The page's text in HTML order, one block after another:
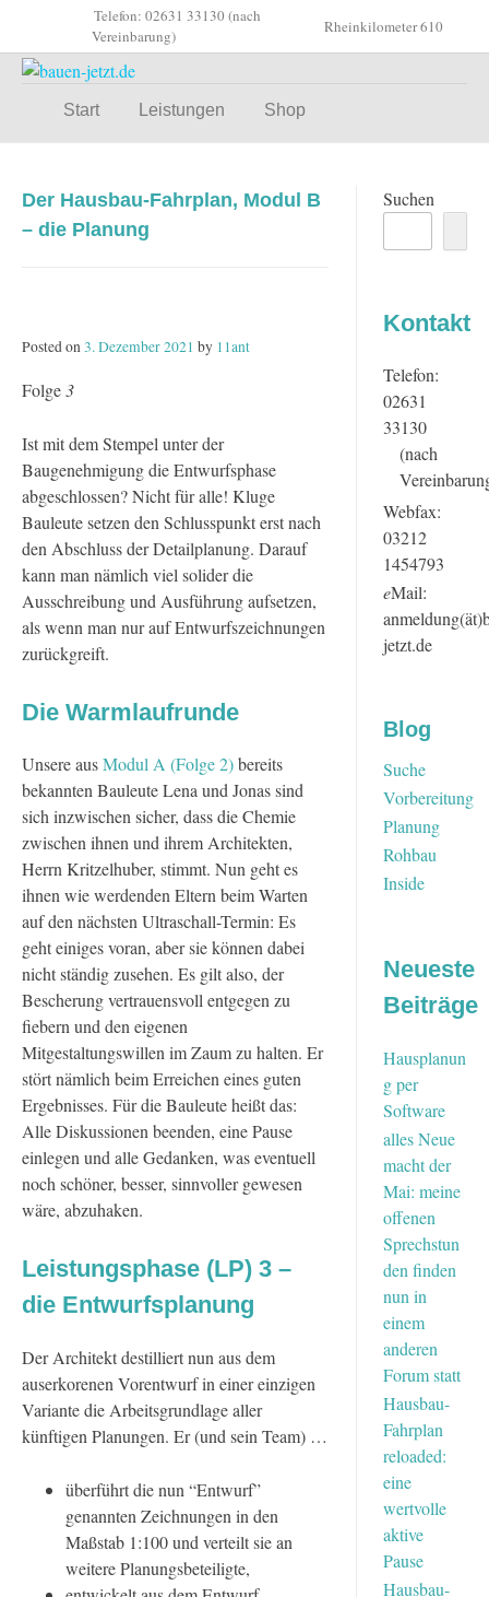
content
Telefon: 02631 33130 (nach
Vereinbarung)
Rheinkilometer 610
Start Leistungen Shop
Der Hausbau-Fahrplan, Modul B
– die Planung
Posted on3. Dezember 2021 by 11ant
Folge3
Ist mit dem Stempel unter der
Baugenehmigung die Entwurfsphase
abgeschlossen? Nicht für alle! Kluge
Bauleute setzen den Schlusspunkt erst nach
den Abschluss der Detailplanung. Darauf
kann man nämlich viel solider die
Ausschreibung und Ausführung aufsetzen,
als wenn man nur auf Entwurfszeichnungen
zurückgreift.
Die Warmlaufrunde
Unsere ausModul A (Folge 2)bereits
bekannten Bauleute Lena und Jonas sind
sich inzwischen sicher, dass die Chemie
zwischen ihnen und ihrem Architekten,
Herrn Kritzelhuber, stimmt. Nun geht es
ihnen wie werdenden Eltern beim Warten
auf den nächsten Ultraschall-Termin: Es
geht einiges voran, aber sie können dabei
nicht ständig zusehen. Es gilt also, der
Bescherung vertrauensvoll entgegen zu
fiebern und den eigenen
Mitgestaltungswillen im Zaum zu halten. Er
stört nämlich beim Erreichen eines guten
Ergebnisses. Für die Bauleute heißt das:
Alle Diskussionen beenden, eine Pause
einlegen und alle Gedanken, was eventuell
noch schöner, besser, sinnvoller gewesen
wäre, abzuhaken.
Leistungsphase (LP) 3 –
die Entwurfsplanung
Der Architekt destilliert nun aus dem
auserkorenen Vorentwurf in einer einzigen
Variante die Arbeitsgrundlage aller
künftigen Planungen. Er (und sein Team) …
überführt die nun “Entwurf”
genannten Zeichnungen in den
Maßstab 1:100 und verteilt sie an
weitere Planungsbeteiligte,
Suchen
Kontakt
Telefon:
02631
33130
(nach
Webfax:
03212
1454793
eMail:
jetzt.de
Blog
Suche
Vorbereitung
Planung
Rohbau
Inside
Neueste
Beiträge
Hausplanun
g per
Software
alles Neue
macht der
Mai: meine
offenen
Sprechstun
den finden
nun in
einem
anderen
Forum statt
Hausbau-
Fahrplan
reloaded:
eine
wertvolle
aktive
Pause
Hausbau-